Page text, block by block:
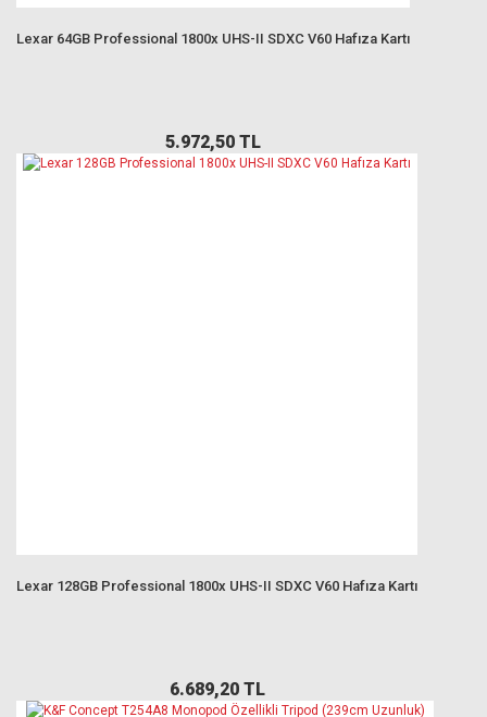
Lexar 64GB Professional 1800x UHS-II SDXC V60 Hafıza Kartı
5.972,50 TL
Lexar 128GB Professional 1800x UHS-II SDXC V60 Hafıza Kartı
6.689,20 TL